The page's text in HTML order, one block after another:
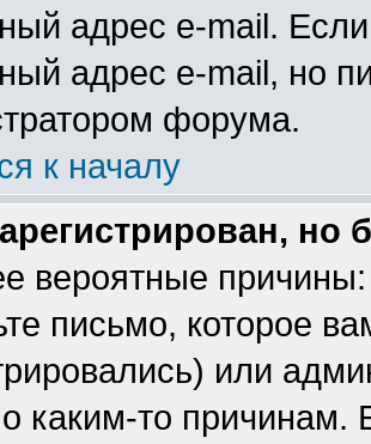
адрес e-mail.
адрес e-mail, но
форума.
к началу
но
вероятные
письмо, которое
или
каким-то